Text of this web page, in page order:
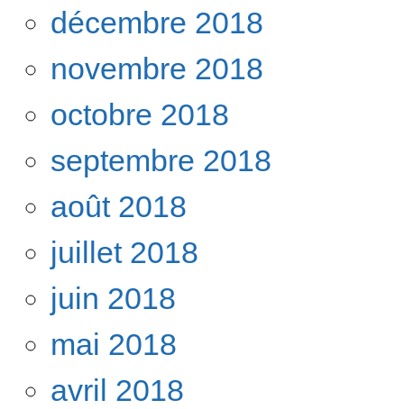
décembre 2018
novembre 2018
octobre 2018
septembre 2018
août 2018
juillet 2018
juin 2018
mai 2018
avril 2018